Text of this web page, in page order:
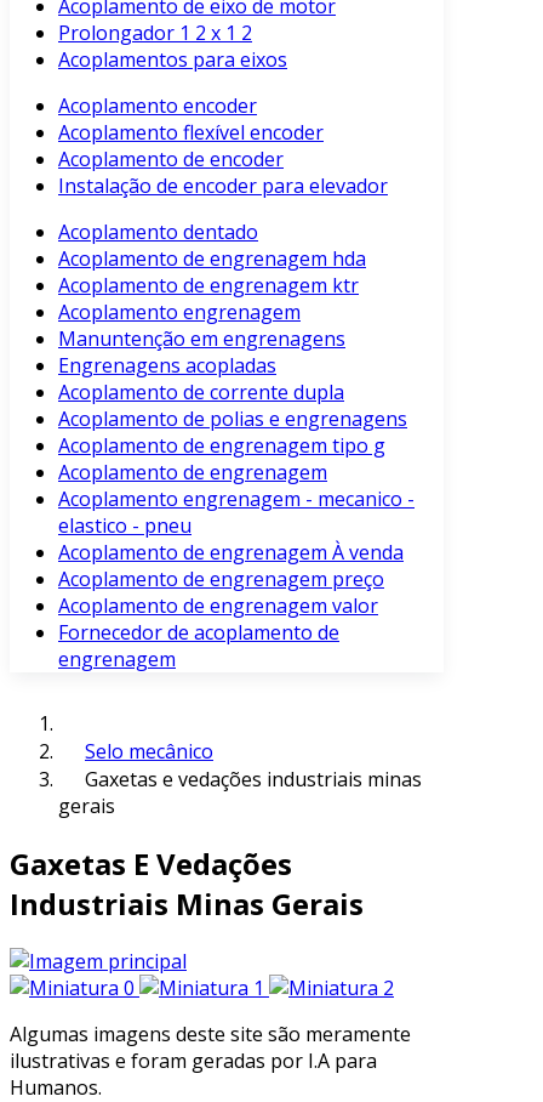
Acoplamento de eixo de motor
Prolongador 1 2 x 1 2
Acoplamentos para eixos
Acoplamento encoder
Acoplamento flexível encoder
Acoplamento de encoder
Instalação de encoder para elevador
Acoplamento dentado
Acoplamento de engrenagem hda
Acoplamento de engrenagem ktr
Acoplamento engrenagem
Manuntenção em engrenagens
Engrenagens acopladas
Acoplamento de corrente dupla
Acoplamento de polias e engrenagens
Acoplamento de engrenagem tipo g
Acoplamento de engrenagem
Acoplamento engrenagem - mecanico -
elastico - pneu
Acoplamento de engrenagem À venda
Acoplamento de engrenagem preço
Acoplamento de engrenagem valor
Fornecedor de acoplamento de
engrenagem
Selo mecânico
Gaxetas e vedações industriais minas
gerais
Gaxetas E Vedações
Industriais Minas Gerais
Algumas imagens deste site são meramente
ilustrativas e foram geradas por I.A para
Humanos.